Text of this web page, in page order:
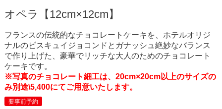
オペラ【12cm×12cm】
フランスの伝統的なチョコレートケーキを、ホテルオリジ
ナルのビスキュイジョコンドとガナッシュ絶妙なバランス
で作り上げた、豪華でリッチな大人のためのチョコレート
ケーキです。
※写真のチョコレート細工は、20cm×20cm以上のサイズの
み別途\5,400にてご用意いたします。
要事前予約